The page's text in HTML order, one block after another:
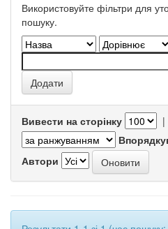
Використовуйте фільтри для
пошуку.
Вивести на сторінку |
Автори